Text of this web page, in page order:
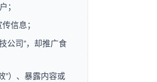
；
信息；
公司”，却推广食
”）、暴露内容或